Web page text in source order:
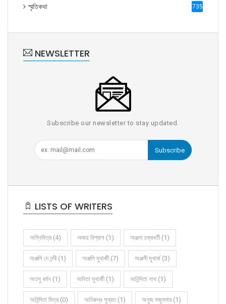
স্মৃতিকথা 735
NEWSLETTER
Subscribe our newsletter to stay updated.
Subscribe
LISTS OF WRITERS
অগ্নিমিত্র (4) অজয় বিশ্বাস (1) অঞ্জনা চক্রবর্তী (1)
অঞ্জলি দে নন্দী (1) অঞ্জলি মুখার্জী (7) অঞ্জলী মুখার্জ (3)
অতনু বর্মন (1) অনিতা মুখার্জী (1) অনিন্দিতা নাথ (1)
অনিন্দিতা মিত্র (0) অনিরুদ্ধ সুব্রত (1) অনুজ মজুমদার (1)